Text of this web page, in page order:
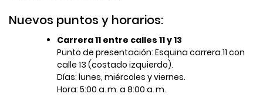
Nuevos puntos y horarios:
Carrera 11 entre calles 11 y 13
Punto de presentación: Esquina carrera 11 con
calle 13 (costado izquierdo).
Días: lunes, miércoles y viernes.
Hora: 5:00 a. m. a 8:00 a. m.